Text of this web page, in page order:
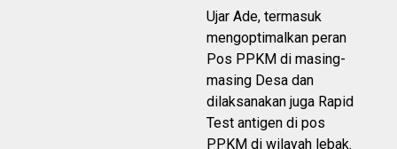
Ujar Ade, termasuk
mengoptimalkan peran
Pos PPKM di masing-
masing Desa dan
dilaksanakan juga Rapid
Test antigen di pos
PPKM di wilayah lebak.